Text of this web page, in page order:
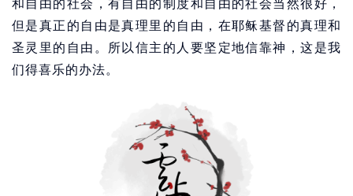
和自由的社会，有自由的制度和自由的社会当然很好，
但是真正的自由是真理里的自由，在耶稣基督的真理和
圣灵里的自由。所以信主的人要坚定地信靠神，这是我
们得喜乐的办法。